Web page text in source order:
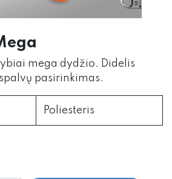
mega dydžio. Didelis
pasirinkimas.
Poliesteris